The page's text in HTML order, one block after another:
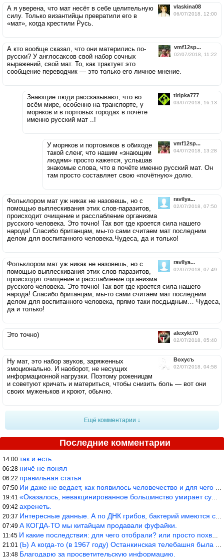
vlaskina08
06/07/2018, 12:00
А я уверена, что мат несёт в себе целительную
силу. Только византийцы превратили его в
«мат», когда крестили Русь.
vmf12sp...
02/07/2018, 11:22
А кто вообще сказал, что они матерились по-
русски? У англосаксов свой набор сочных
выражений, свой мат. То, как трактует это
сообщение переводчик — это только его личное мнение.
tiripka777
03/07/2018, 16:13
Знающие люди рассказывают, что во
всём мире, особенно на транспорте, у
моряков и в портовых городах в почёте
именно русский мат ..!
vmf12sp...
04/07/2018, 13:28
У моряков и портовиков в обиходе
такой сленг, что нашим «знающим
людям» просто кажется, услышав
знакомые слова, что в почёте именно русский мат. Он
там просто составляет свою «почётную» долю.
ravilya...
02/07/2018, 07:50
Фольклором мат уж никак не назовешь, но с
помощью выплескивания этих слов-паразитов,
происходит очищение и расслабление организма
русского человека. Это точно! Так вот где кроется сила нашего
народа! Спасибо британцам, мы-то сами считаем мат последним
делом для воспитанного человека.Чудеса, да и только!
ravilya...
02/07/2018, 07:49
Фольклором мат уж никак не назовешь, но с
помощью выплескивания этих слов-паразитов,
происходит очищение и расслабление организма
русского человека. Это точно! Так вот где кроется сила нашего
народа! Спасибо британцам, мы-то сами считаем мат последним
делом для воспитанного человека, прямо таки посдыдным… Чудеса,
да и только!
alexykt70
02/07/2018, 05:40
Это точно)
Вохусъ
02/07/2018, 04:58
Ну мат, это набор звуков, заряженных
эмоционально. И наоборот, не несущих
информационной нагрузки. Поэтому роженицам
и советуют кричать и материться, чтобы снизить боль — вот они
своих муженьков и кроют, обычно.
Ещё комментарии ↓
Последние комментарии
14:00 так и есть.
06:28 ничё не понял
06:22 правильная статья
07:50 Ии даже не ведает, как появилось человечество и для чего оно сущ
19:41 «Оказалось, невакцинированное большинство умирает существенно ча
09:42 ахренеть.
20:37 Интересные данные. А по ДНК грибов, бактерий имеются сведения из
07:49 А КОГДА-ТО мы китайцам продавали фуфайки.
11:45 И какие последствия: для чего отобрали? или просто похвастались.
21:01 (Ь) А когда-то (в 1967 году) Останкинская телебашня была самым в
13:48 Благодарю за просветительскую информацию.